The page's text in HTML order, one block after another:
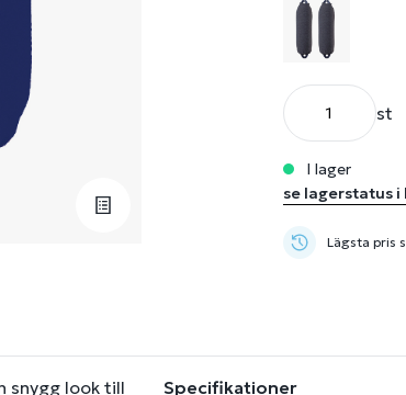
st
i lager
se lagerstatus i
Lägsta pris
snygg look till
Specifikationer